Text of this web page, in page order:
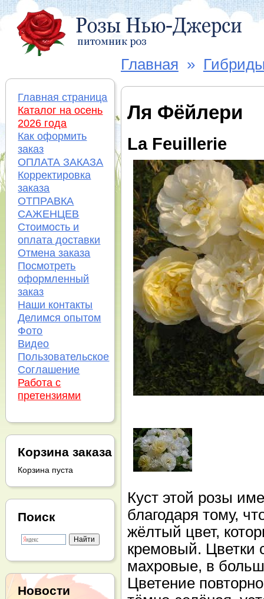
Главная »
Ля Фёйлери
La Feuillerie
Куст этой розы
благодаря тому,
жёлтый цвет,
кремовый. Цветки
махровые, в
Цветение
Главная страница
Каталог на осень
2026 года
Как оформить
заказ
ОПЛАТА ЗАКАЗА
Корректировка
заказа
ОТПРАВКА
САЖЕНЦЕВ
Стоимость и
оплата доставки
Отмена заказа
Посмотреть
оформленный
заказ
Наши контакты
Делимся опытом
Фото
Видео
Пользовательское
Соглашение
Работа с
претензиями
Корзина заказа
Корзина пуста
Поиск
Новости